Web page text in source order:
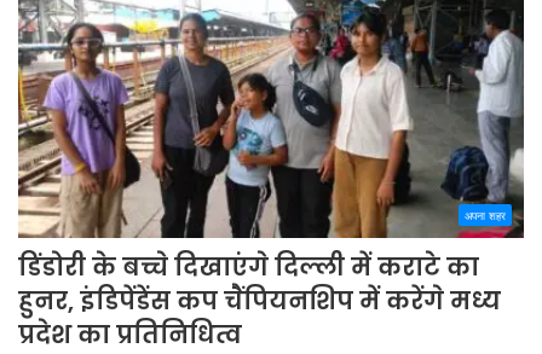
अपना शहर
डिंडोरी के बच्चे दिखाएंगे दिल्ली में कराटे का
हुनर, इंडिपेंडेंस कप चैंपियनशिप में करेंगे मध्य
प्रदेश का प्रतिनिधित्व